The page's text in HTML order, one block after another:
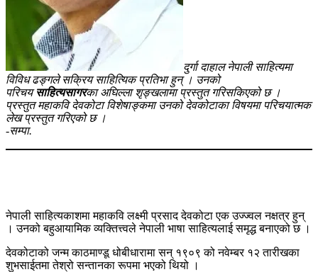
दुर्गा दाहाल नेपाली साहित्यमा
विविध ढङ्गले सक्रिय साहित्यिक प्रतिभा हुन् । उनको
परिचयसाहित्यसागरका अघिल्ला शृङ्खलामा प्रस्तुत गरिसकिएको छ ।
प्रस्तुत महाकवि देवकोटा विशेषाङ्कमा उनको देवकोटाका विषयमा परिचयात्मक
लेख प्रस्तुत गरिएको छ ।
-सम्पा.
नेपाली साहित्यकाशमा महाकवि लक्ष्मी प्रसाद देवकोटा एक उज्ज्वल नक्षत्र हुन्
। उनको बहुआयामिक व्यक्तित्त्वले नेपाली भाषा साहित्यलाई समृद्ध बनाएको छ ।
देवकोटाको जन्म काठमाण्डू धोबीधारामा सन् १९०९ को नवेम्बर १२ तारीखका
शुभसाईतमा तेश्रो सन्तानका रूपमा भएको थियो ।